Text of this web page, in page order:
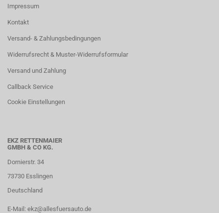
Impressum
Kontakt
Versand- & Zahlungsbedingungen
Widerrufsrecht & Muster-Widerrufsformular
Versand und Zahlung
Callback Service
Cookie Einstellungen
EKZ RETTENMAIER
GMBH & CO KG.
Dornierstr. 34
73730 Esslingen
Deutschland
E-Mail: ekz@allesfuersauto.de